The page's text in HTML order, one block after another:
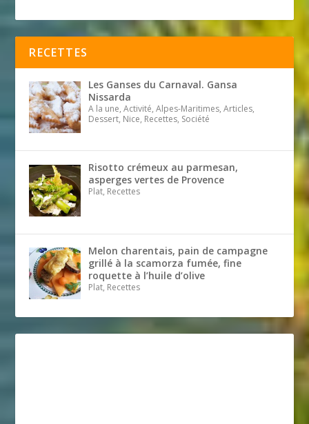
RECETTES
Les Ganses du Carnaval. Gansa
Nissarda
A la une, Activité, Alpes-Maritimes, Articles,
Dessert, Nice, Recettes, Société
Risotto crémeux au parmesan,
asperges vertes de Provence
Plat, Recettes
Melon charentais, pain de campagne
grillé à la scamorza fumée, fine
roquette à l’huile d’olive
Plat, Recettes